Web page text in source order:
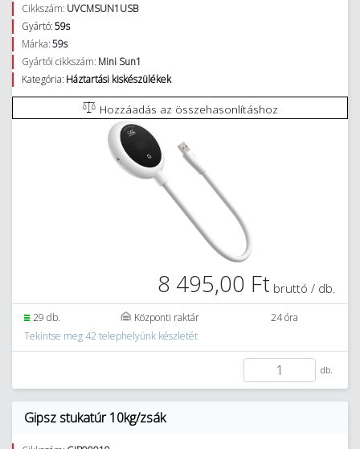
Cikkszám: UVCMSUN1USB
Gyártó:59s
Márka:59s
Gyártói cikkszám: Mini Sun1
Kategória: Háztartási kiskészülékek
Hozzáadás az összehasonlításhoz
8 495,00 Ft bruttó / db.
29 db. Központi raktár
24 óra
Tekintse meg 42 telephelyünk készletét
db.
Gipsz stukatúr 10kg/zsák